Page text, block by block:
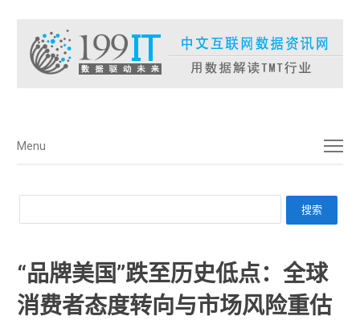
菜单
Menu
“品牌美国”跌至历史低点：全球
消费者态度转向与市场风险重估